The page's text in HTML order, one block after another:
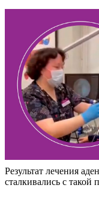
Результат лечения
сталкивались с такой